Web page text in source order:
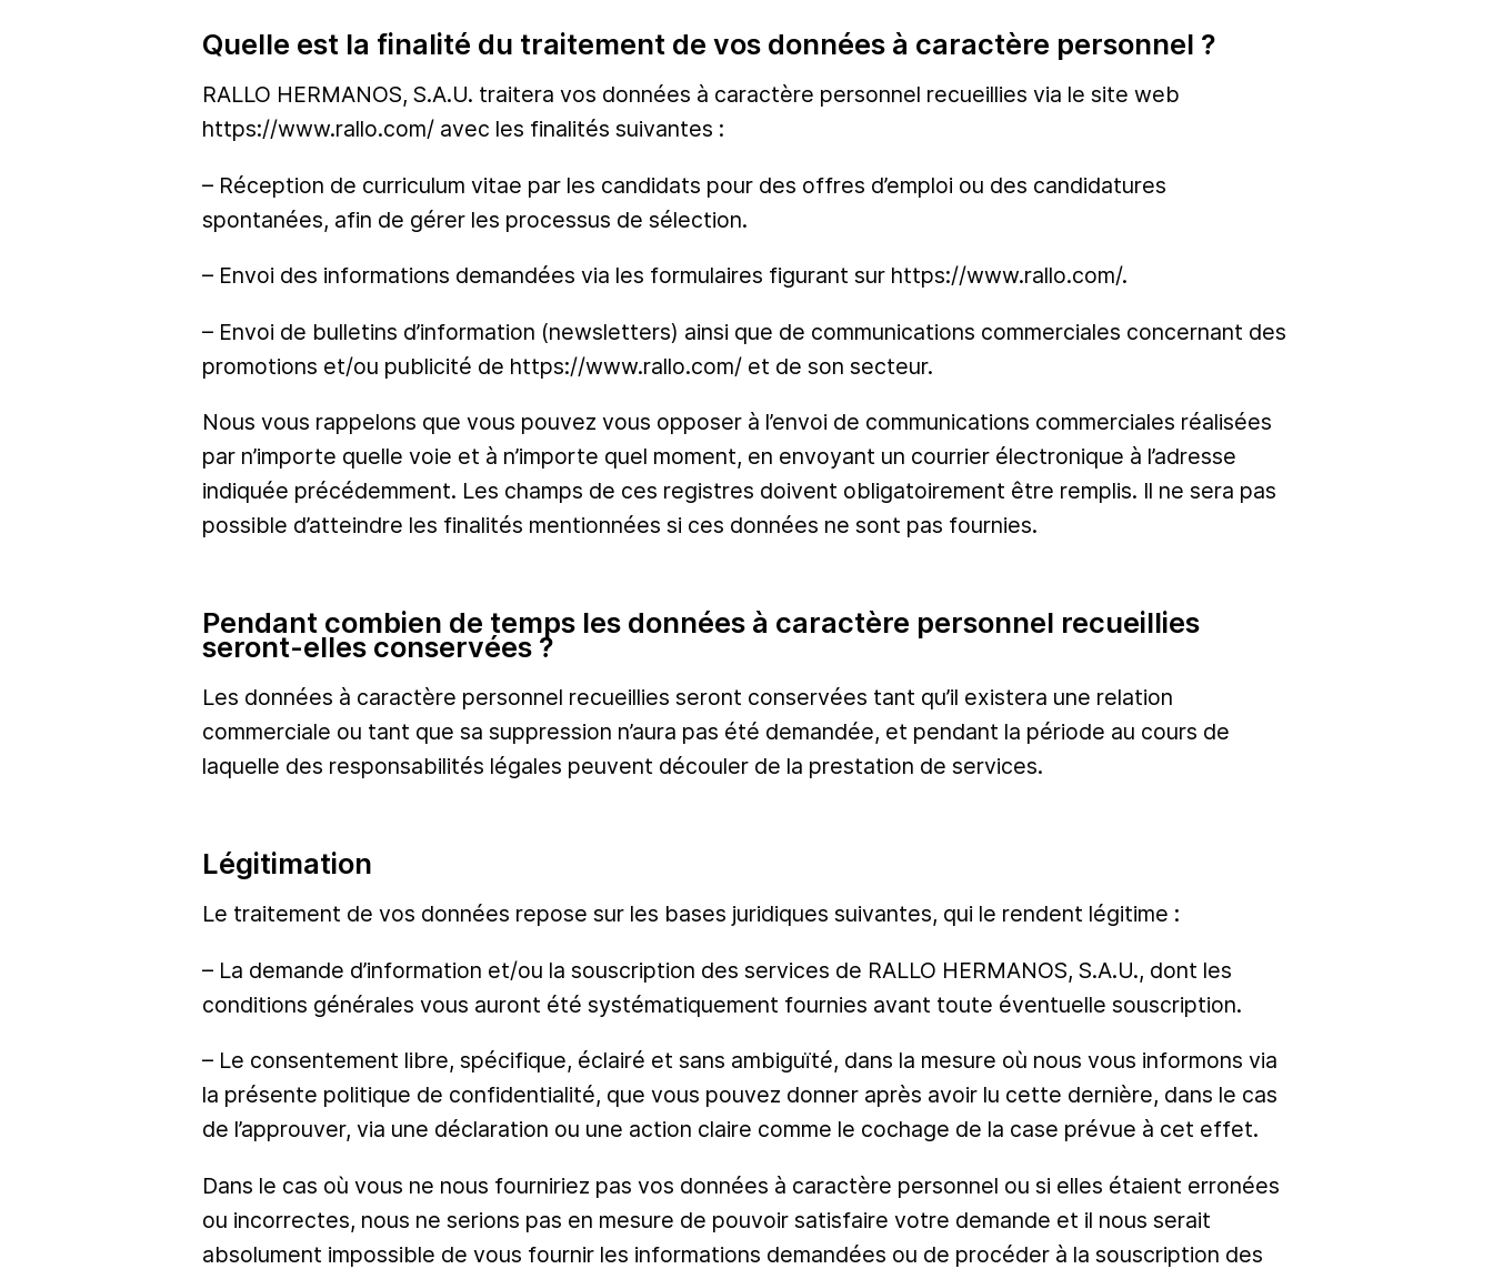
Quelle est la finalité du traitement de vos données à caractère personnel ?
RALLO HERMANOS, S.A.U. traitera vos données à caractère personnel recueillies via le site web
https://www.rallo.com/ avec les finalités suivantes :
– Réception de curriculum vitae par les candidats pour des offres d’emploi ou des candidatures
spontanées, afin de gérer les processus de sélection.
– Envoi des informations demandées via les formulaires figurant sur https://www.rallo.com/.
– Envoi de bulletins d’information (newsletters) ainsi que de communications commerciales concernant des
promotions et/ou publicité de https://www.rallo.com/ et de son secteur.
Nous vous rappelons que vous pouvez vous opposer à l’envoi de communications commerciales réalisées
par n’importe quelle voie et à n’importe quel moment, en envoyant un courrier électronique à l’adresse
indiquée précédemment. Les champs de ces registres doivent obligatoirement être remplis. Il ne sera pas
possible d’atteindre les finalités mentionnées si ces données ne sont pas fournies.
Pendant combien de temps les données à caractère personnel recueillies
seront-elles conservées ?
Les données à caractère personnel recueillies seront conservées tant qu’il existera une relation
commerciale ou tant que sa suppression n’aura pas été demandée, et pendant la période au cours de
laquelle des responsabilités légales peuvent découler de la prestation de services.
Légitimation
Le traitement de vos données repose sur les bases juridiques suivantes, qui le rendent légitime :
– La demande d’information et/ou la souscription des services de RALLO HERMANOS, S.A.U., dont les
conditions générales vous auront été systématiquement fournies avant toute éventuelle souscription.
– Le consentement libre, spécifique, éclairé et sans ambiguïté, dans la mesure où nous vous informons via
la présente politique de confidentialité, que vous pouvez donner après avoir lu cette dernière, dans le cas
de l’approuver, via une déclaration ou une action claire comme le cochage de la case prévue à cet effet.
Dans le cas où vous ne nous fourniriez pas vos données à caractère personnel ou si elles étaient erronées
ou incorrectes, nous ne serions pas en mesure de pouvoir satisfaire votre demande et il nous serait
absolument impossible de vous fournir les informations demandées ou de procéder à la souscription des